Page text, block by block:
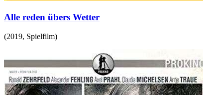
Alle reden übers Wetter
(2019, Spielfilm)